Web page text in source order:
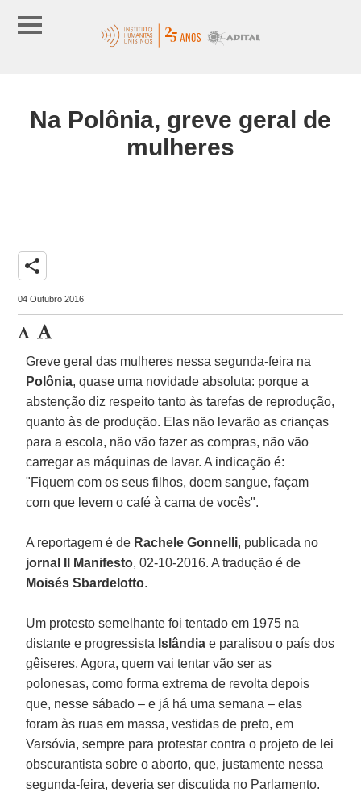
Na Polônia, greve geral de
mulheres
share
04 Outubro 2016
Greve geral das mulheres nessa segunda-feira na
Polônia, quase uma novidade absoluta: porque a
abstenção diz respeito tanto às tarefas de reprodução,
quanto às de produção. Elas não levarão as crianças
para a escola, não vão fazer as compras, não vão
carregar as máquinas de lavar. A indicação é:
"Fiquem com os seus filhos, doem sangue, façam
com que levem o café à cama de vocês".
A reportagem é de Rachele Gonnelli, publicada no
jornal Il Manifesto, 02-10-2016. A tradução é de
Moisés Sbardelotto.
Um protesto semelhante foi tentado em 1975 na
distante e progressista Islândia e paralisou o país dos
gêiseres. Agora, quem vai tentar vão ser as
polonesas, como forma extrema de revolta depois
que, nesse sábado – e já há uma semana – elas
foram às ruas em massa, vestidas de preto, em
Varsóvia, sempre para protestar contra o projeto de lei
obscurantista sobre o aborto, que, justamente nessa
segunda-feira, deveria ser discutida no Parlamento.